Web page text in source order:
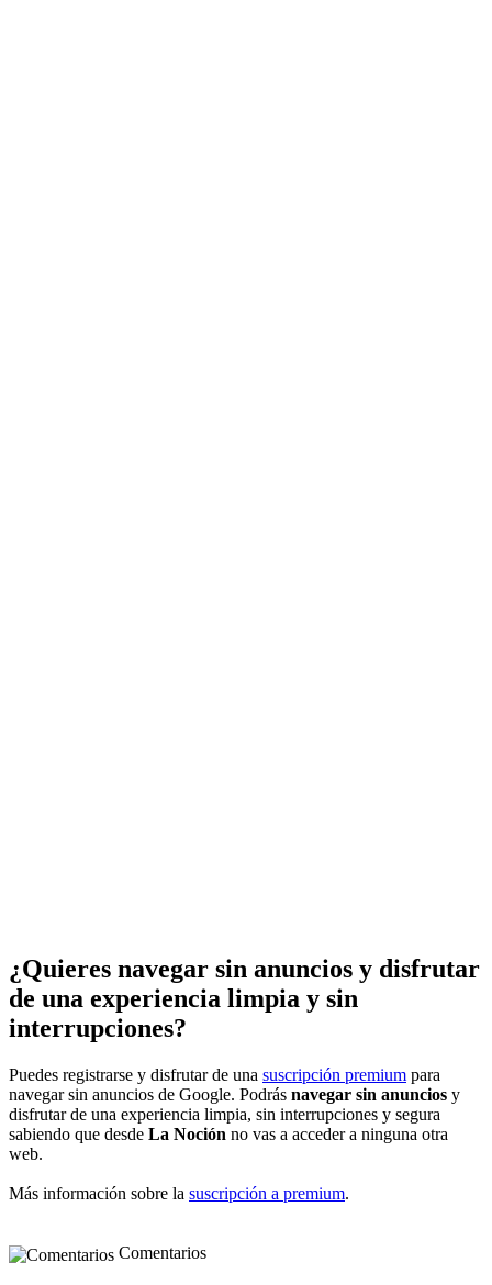
¿Quieres navegar sin anuncios y disfrutar
de una experiencia limpia y sin
interrupciones?
Puedes registrarse y disfrutar de una suscripción premium para
navegar sin anuncios de Google. Podrás navegar sin anuncios y
disfrutar de una experiencia limpia, sin interrupciones y segura
sabiendo que desde La Noción no vas a acceder a ninguna otra
web.
Más información sobre la suscripción a premium.
Comentarios